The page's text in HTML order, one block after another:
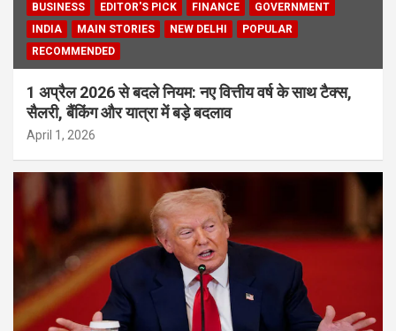
BUSINESS EDITOR'S PICK FINANCE
GOVERNMENT
INDIA
MAIN STORIES NEW DELHI
POPULAR
RECOMMENDED
1 अप्रैल 2026 से बदले नियम: नए वित्तीय वर्ष के साथ टैक्स,
सैलरी, बैंकिंग और यात्रा में बड़े बदलाव
April 1, 2026